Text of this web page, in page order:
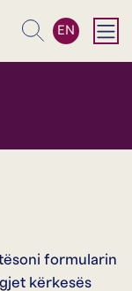
Kërko
EN
formularin
kërkesës